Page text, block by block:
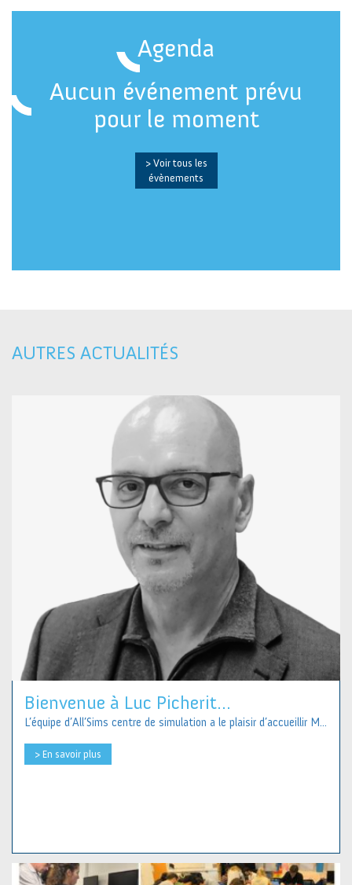
Agenda
Aucun événement prévu
pour le moment
> Voir tous les
évènements
AUTRES ACTUALITÉS
Bienvenue à Luc Picherit...
L’équipe d’All’Sims centre de simulation a le plaisir d’accueillir M...
> En savoir plus